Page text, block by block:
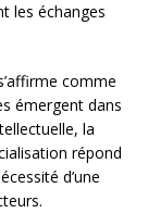
les échanges
comme
émergent dans
la
répond
d’une